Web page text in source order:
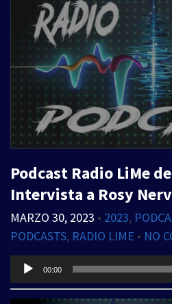
Podcast Radio LiMe
Intervista a Rosy
MARZO 30, 2023 • 2023,
PODCASTS, RADIO LIME • NO
Audio
Player
00:00